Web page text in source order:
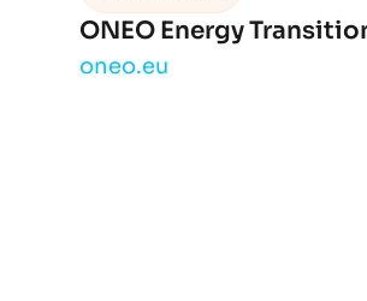
ONEO Energy
oneo.eu